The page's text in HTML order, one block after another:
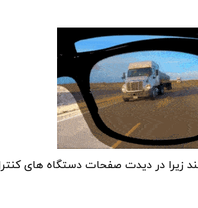
زیرا در دیدت صفحات دستگاه های